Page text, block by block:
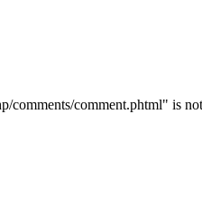
comments/comment.phtml" is